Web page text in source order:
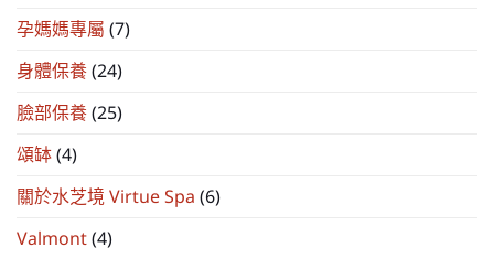
孕媽媽專屬 (7)
身體保養(24)
臉部保養(25)
頌缽(4)
關於水芝境 Virtue Spa (6)
Valmont(4)